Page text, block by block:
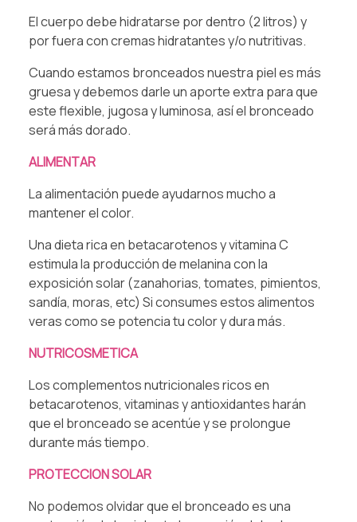
El cuerpo debe hidratarse por dentro (2 litros) y
por fuera con cremas hidratantes y/o nutritivas.⁠
Cuando estamos bronceados nuestra piel es más
gruesa y debemos darle un aporte extra para que
este flexible, jugosa y luminosa, así el bronceado
será más dorado.⁠
⁠ALIMENTAR⁠
La alimentación puede ayudarnos mucho a
mantener el color.⁠
Una dieta rica en betacarotenos y vitamina C
estimula la producción de melanina con la
exposición solar (zanahorias, tomates, pimientos,
sandía, moras, etc) Si consumes estos alimentos
veras como se potencia tu color y dura más.⁠
⁠NUTRICOSMETICA⁠
Los complementos nutricionales ricos en
betacarotenos, vitaminas y antioxidantes harán
que el bronceado se acentúe y se prolongue
durante más tiempo.⁠
⁠PROTECCION SOLAR⁠
No podemos olvidar que el bronceado es una